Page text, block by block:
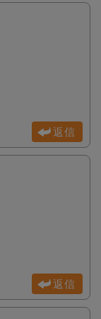
返信
返信